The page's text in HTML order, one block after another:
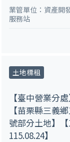
業管單位：資產開
服務站
土地標租
【臺中營業分
【苗栗縣三義
號部分土地】【
115.08.24】